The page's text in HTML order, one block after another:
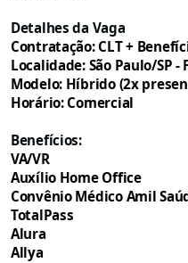
Detalhes da Vaga
Contratação: CLT +
Localidade: São Paulo/SP -
Modelo: Híbrido (2x
Horário: Comercial
Benefícios:
VA/VR
Auxílio Home Office
Convênio Médico Amil
TotalPass
Alura
Allya